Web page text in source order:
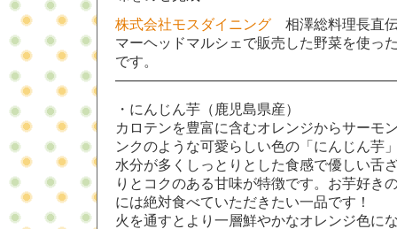
株式会社モスダイニング 相澤総料理長直
マーヘッドマルシェで販売した野菜を使っ
です。
・にんじん芋（鹿児島県産）
カロテンを豊富に含むオレンジからサーモ
ンクのような可愛らしい色の「にんじん芋
水分が多くしっとりとした食感で優しい舌
りとコクのある甘味が特徴です。お芋好き
には絶対食べていただきたい一品です！
火を通すとより一層鮮やかなオレンジ色に